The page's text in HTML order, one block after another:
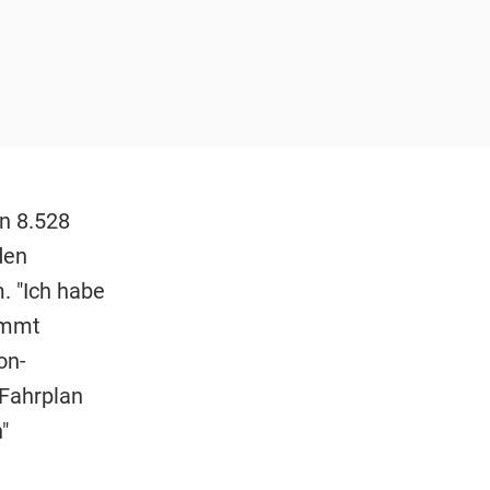
8.528
"Ich habe